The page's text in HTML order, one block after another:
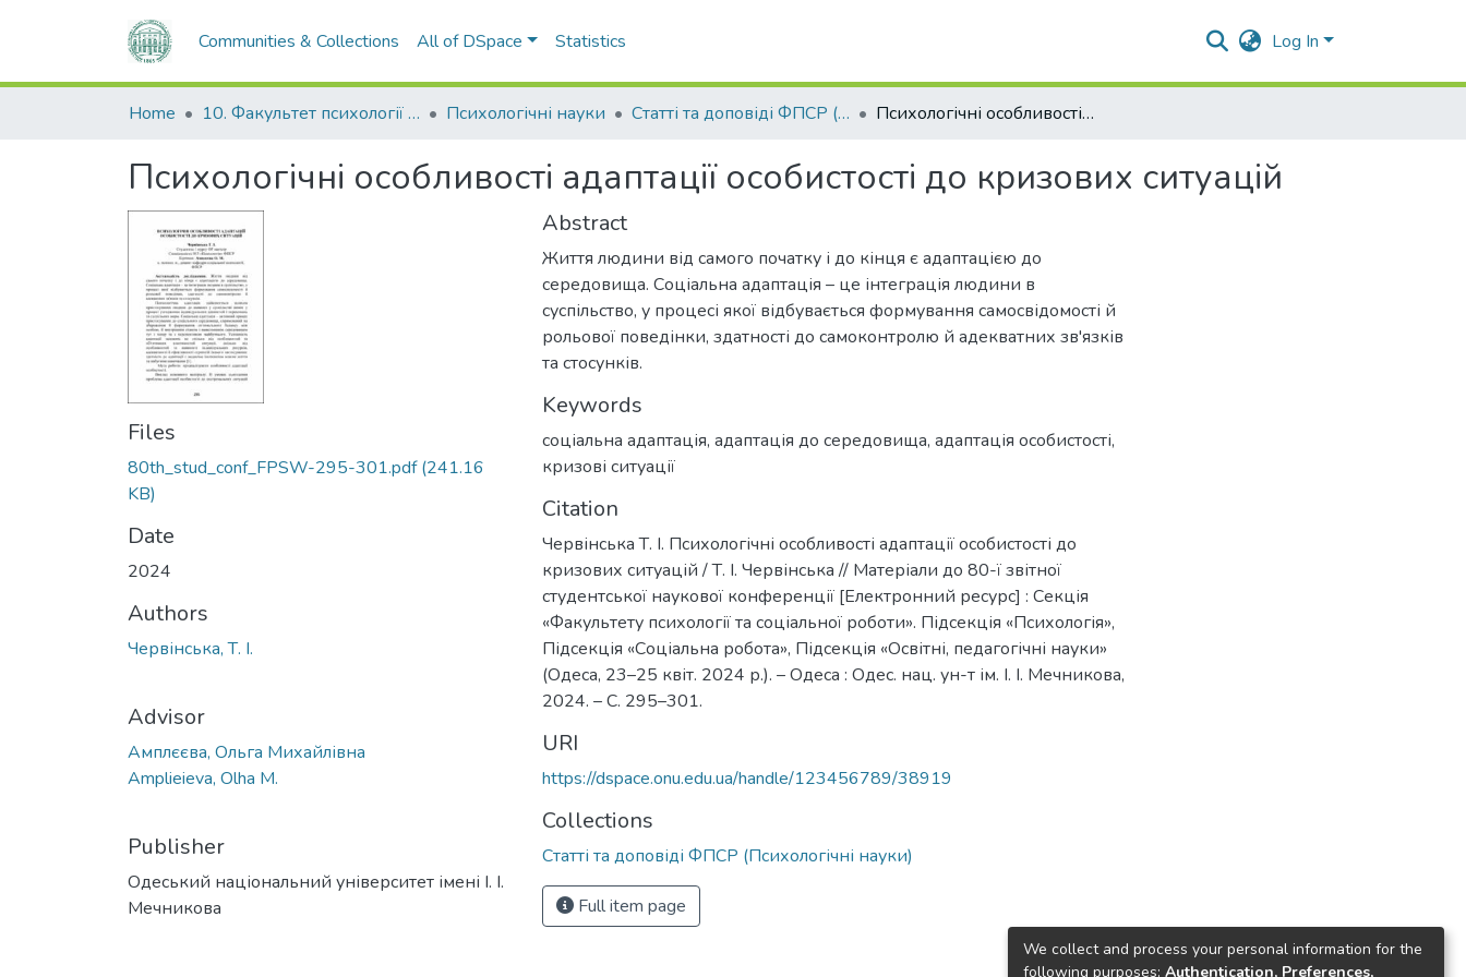
Communities & Collections All of DSpace Statistics Log In
Home 10. Факультет психології та соціальної роботи Психологічні науки Статті та доповіді ФПСР (Психологічні науки) Психологічні особливості адаптації особистості до кризових ситуацій
Психологічні особливості адаптації особистості до кризових ситуацій
Files
80th_stud_conf_FPSW-295-301.pdf(241.16
KB)
Date
2024
Authors
Червінська, Т. І.
Advisor
Амплєєва, Ольга Михайлівна
Amplieieva, Olha M.
Publisher
Одеський національний університет імені І. І.
Мечникова
Abstract
Життя людини від самого початку і до кінця є адаптацією до
середовища. Соціальна адаптація – це інтеграція людини в
суспільство, у процесі якої відбувається формування самосвідомості й
рольової поведінки, здатності до самоконтролю й адекватних зв'язків
та стосунків.
Keywords
соціальна адаптація, адаптація до середовища, адаптація особистості,
кризові ситуації
Citation
Червінська Т. І. Психологічні особливості адаптації особистості до
кризових ситуацій / Т. І. Червінська // Матеріали до 80-ї звітної
студентської наукової конференції [Електронний ресурс] : Секція
«Факультету психології та соціальної роботи». Підсекція «Психологія»,
Підсекція «Соціальна робота», Підсекція «Освітні, педагогічні науки»
(Одеса, 23–25 квіт. 2024 р.). – Одеса : Одес. нац. ун-т ім. І. І. Мечникова,
2024. – С. 295–301.
URI
https://dspace.onu.edu.ua/handle/123456789/38919
Collections
Статті та доповіді ФПСР (Психологічні науки)
Full item page
We collect and process your personal information for the
following purposes: Authentication, Preferences,